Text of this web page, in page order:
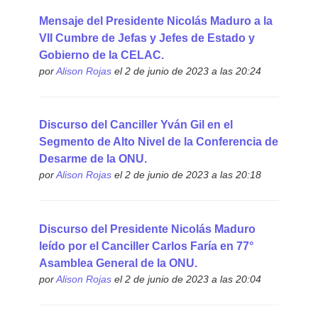
Mensaje del Presidente Nicolás Maduro a la
VII Cumbre de Jefas y Jefes de Estado y
Gobierno de la CELAC.
porAlison Rojasel 2 de junio de 2023 a las 20:24
Discurso del Canciller Yván Gil en el
Segmento de Alto Nivel de la Conferencia de
Desarme de la ONU.
porAlison Rojasel 2 de junio de 2023 a las 20:18
Discurso del Presidente Nicolás Maduro
leído por el Canciller Carlos Faría en 77°
Asamblea General de la ONU.
porAlison Rojasel 2 de junio de 2023 a las 20:04